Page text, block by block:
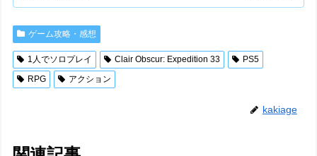
ゲーム攻略・感想
1人でソロプレイ Clair Obscur: Expedition 33
PS5
RPG
アクション
kakiage